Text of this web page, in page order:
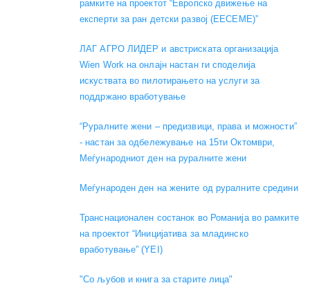
рамките на проектот “Европско движење на
експерти за ран детски развој (EECEME)”
ЛАГ АГРО ЛИДЕР и австриската организација
Wien Work на онлајн настан ги споделија
искуствата во пилотирањето на услуги за
поддржано вработување
“Руралните жени – предизвици, права и можности”
- настан за одбележување на 15ти Октомври,
Меѓународниот ден на руралните жени
Меѓународен ден на жените од руралните средини
Транснационален состанок во Романија во рамките
на проектот “Иницијатива за младинско
вработување” (YEI)
"Со љубов и книга за старите лица"